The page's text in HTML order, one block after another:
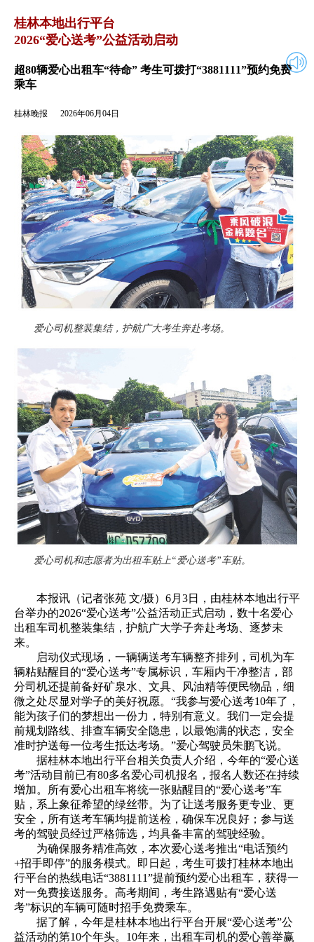
返回
桂林本地出行平台
2026“爱心送考”公益活动启动
超80辆爱心出租车“待命” 考生可拨打“3881111”预约免费
乘车
桂林晚报 2026年06月04日
爱心司机整装集结，护航广大考生奔赴考场。
爱心司机和志愿者为出租车贴上“爱心送考”车贴。
本报讯（记者张苑 文/摄）6月3日，由桂林本地出行平
台举办的2026“爱心送考”公益活动正式启动，数十名爱心
出租车司机整装集结，护航广大学子奔赴考场、逐梦未
来。
启动仪式现场，一辆辆送考车辆整齐排列，司机为车
辆粘贴醒目的“爱心送考”专属标识，车厢内干净整洁，部
分司机还提前备好矿泉水、文具、风油精等便民物品，细
微之处尽显对学子的美好祝愿。“我参与爱心送考10年了，
能为孩子们的梦想出一份力，特别有意义。我们一定会提
前规划路线、排查车辆安全隐患，以最饱满的状态，安全
准时护送每一位考生抵达考场。”爱心驾驶员朱鹏飞说。
据桂林本地出行平台相关负责人介绍，今年的“爱心送
考”活动目前已有80多名爱心司机报名，报名人数还在持续
增加。所有爱心出租车将统一张贴醒目的“爱心送考”车
贴，系上象征希望的绿丝带。为了让送考服务更专业、更
安全，所有送考车辆均提前送检，确保车况良好；参与送
考的驾驶员经过严格筛选，均具备丰富的驾驶经验。
为确保服务精准高效，本次爱心送考推出“电话预约
+招手即停”的服务模式。即日起，考生可拨打桂林本地出
行平台的热线电话“3881111”提前预约爱心出租车，获得一
对一免费接送服务。高考期间，考生路遇贴有“爱心送
考”标识的车辆可随时招手免费乘车。
据了解，今年是桂林本地出行平台开展“爱心送考”公
益活动的第10个年头。10年来，出租车司机的爱心善举赢